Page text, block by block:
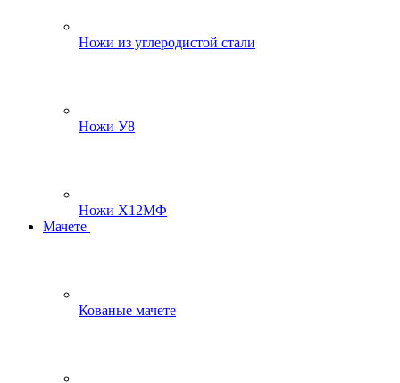
Ножи из углеродистой стали
Ножи У8
Ножи Х12МФ
Мачете
Кованые мачете